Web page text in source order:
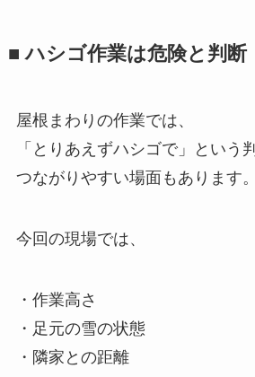
■ ハシゴ作業は危険と判断
屋根まわりの作業では、
「とりあえずハシゴで」という
つながりやすい場面もあります。
今回の現場では、
・作業高さ
・足元の雪の状態
・隣家との距離